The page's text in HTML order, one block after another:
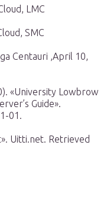
LMC
SMC
Centauri ,April 10,
«University Lowbrow
Guide».
01.
Uitti.net. Retrieved